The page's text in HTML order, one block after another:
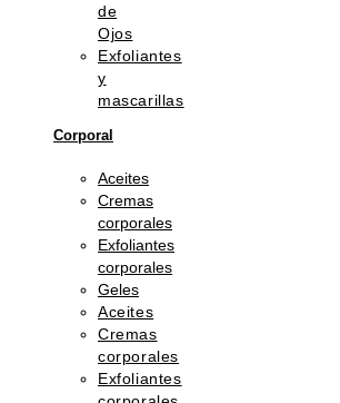
de
Ojos
Exfoliantes
y
mascarillas
Corporal
Aceites
Cremas
corporales
Exfoliantes
corporales
Geles
Aceites
Cremas
corporales
Exfoliantes